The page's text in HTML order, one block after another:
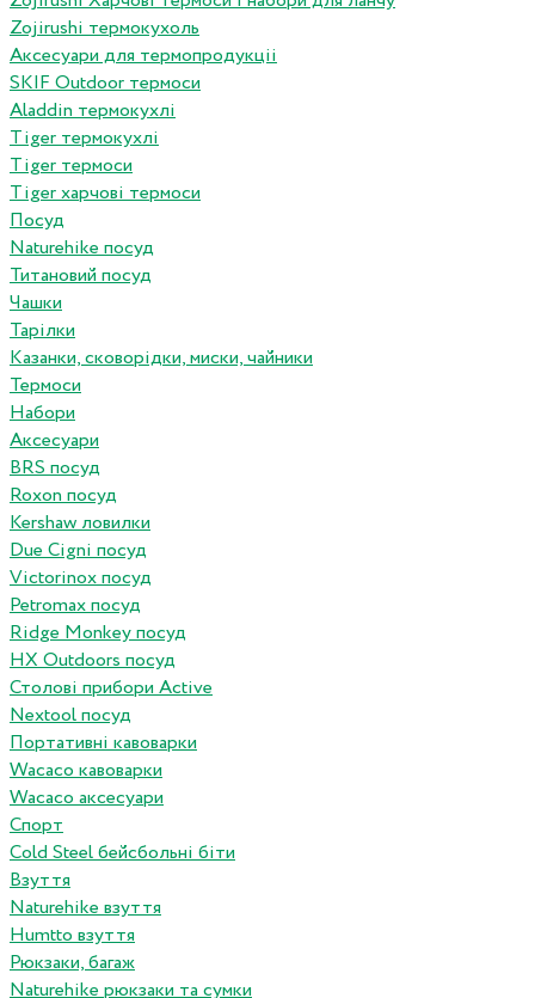
Zojirushi термокухоль
Аксесуари для термопродукціі
SKIF Outdoor термоси
Aladdin термокухлі
Tiger термокухлі
Tiger термоси
Tiger харчові термоси
Посуд
Naturehike посуд
Титановий посуд
Чашки
Тарілки
Казанки, сковорідки, миски, чайники
Термоси
Набори
Аксесуари
BRS посуд
Roxon посуд
Kershaw ловилки
Due Cigni посуд
Victorinox посуд
Petromax посуд
Ridge Monkey посуд
HX Outdoors посуд
Столові прибори Active
Nextool посуд
Портативні кавоварки
Wacaco кавоварки
Wacaco аксесуари
Спорт
Cold Steel бейсбольні біти
Взуття
Naturehike взуття
Humtto взуття
Рюкзаки, багаж
Naturehike рюкзаки та сумки